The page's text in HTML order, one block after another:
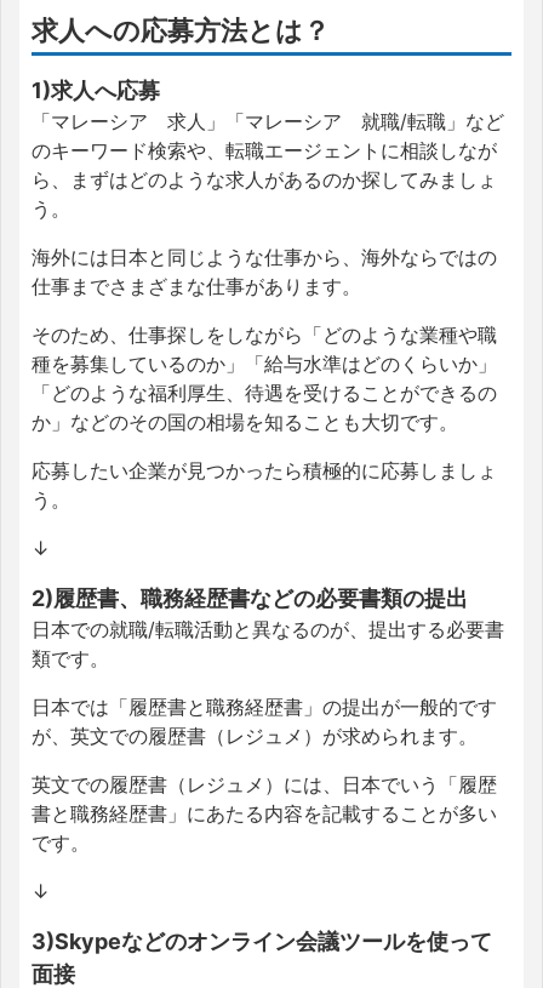
求人への応募方法とは？
1)求人へ応募
「マレーシア 求人」「マレーシア 就職/転職」など
のキーワード検索や、転職エージェントに相談しなが
ら、まずはどのような求人があるのか探してみましょ
う。
海外には日本と同じような仕事から、海外ならではの
仕事までさまざまな仕事があります。
そのため、仕事探しをしながら「どのような業種や職
種を募集しているのか」「給与水準はどのくらいか」
「どのような福利厚生、待遇を受けることができるの
か」などのその国の相場を知ることも大切です。
応募したい企業が見つかったら積極的に応募しましょ
う。
↓
2)履歴書、職務経歴書などの必要書類の提出
日本での就職/転職活動と異なるのが、提出する必要書
類です。
日本では「履歴書と職務経歴書」の提出が一般的です
が、英文での履歴書（レジュメ）が求められます。
英文での履歴書（レジュメ）には、日本でいう「履歴
書と職務経歴書」にあたる内容を記載することが多い
です。
↓
3)Skypeなどのオンライン会議ツールを使って
面接